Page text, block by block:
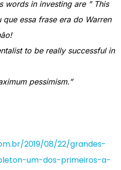
words in investing are ” This
que essa frase era do Warren
to be really successful in
pessimism.”
2019/08/22/grandes-
um-dos-primeiros-a-